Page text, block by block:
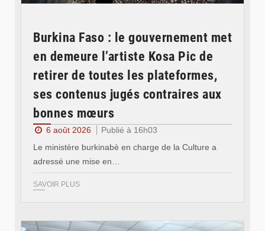
Burkina Faso : le gouvernement met
en demeure l’artiste Kosa Pic de
retirer de toutes les plateformes,
ses contenus jugés contraires aux
bonnes mœurs
6 août 2026
Publié à 16h03
Le ministère burkinabè en charge de la Culture a
adressé une mise en…
SAVOIR PLUS